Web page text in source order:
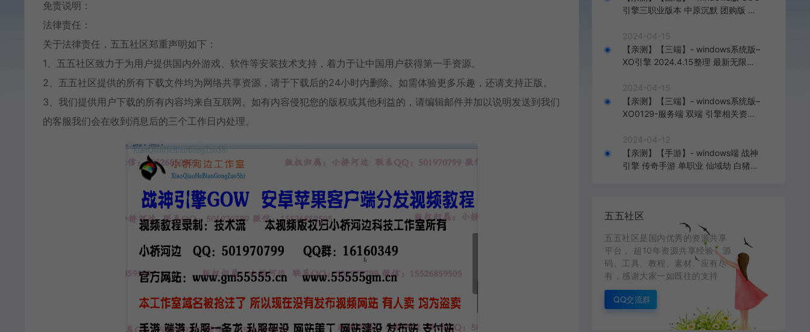
免责说明：
法律责任：
关于法律责任，五五社区郑重声明如下：
1、五五社区致力于为用户提供国内外游戏、软件等安装技术支持，着力于让中国用户获得第一手资源。
2、五五社区提供的所有下载文件均为网络共享资源，请于下载后的24小时内删除。如需体验更多乐趣，还请支持正版。
3、我们提供用户下载的所有内容均来自互联网。如有内容侵犯您的版权或其他利益的，请编辑邮件并加以说明发送到我们
的客服我们会在收到消息后的三个工作日内处理。
引擎三职业版本 中原沉默 团购版 已
2024-04-15
【亲测】【三端】- windows系统版–
XO引擎 2024.4.15整理 最新无限制
2024-04-15
【亲测】【三端】- windows系统版–
XO0129-服务端 双端 引擎相关资料
户端 无版本
2024-04-12
【亲测】【手游】- windows端 战神
引擎 传奇手游 单职业 仙域劫 白猪3.
五五社区
五五社区是国内优秀的资源共享
平台， 超10年资源共享经验，源
码、工具、教程、素材、应有尽
有，感谢大家一如既往的支持
QQ交流群